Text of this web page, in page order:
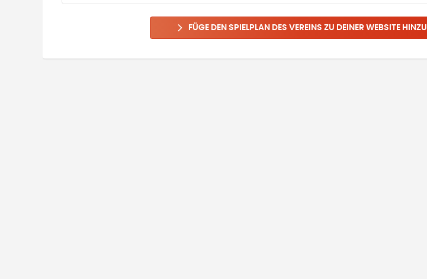
FÜGE DEN SPIELPLAN DES VEREINS ZU DEINER WEBSITE HINZU